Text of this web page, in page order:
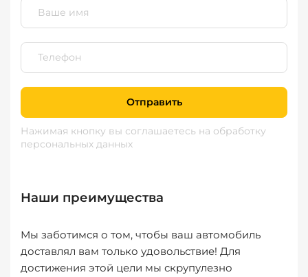
Отправить
Нажимая кнопку вы соглашаетесь на обработку
персональных данных
Наши преимущества
Мы заботимся о том, чтобы ваш автомобиль
доставлял вам только удовольствие! Для
достижения этой цели мы скрупулезно